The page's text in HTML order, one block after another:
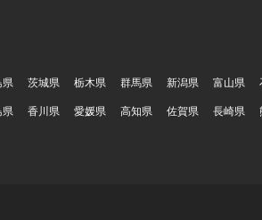
茨城県 栃木県 群馬県 新潟県 富山県
香川県 愛媛県 高知県 佐賀県 長崎県